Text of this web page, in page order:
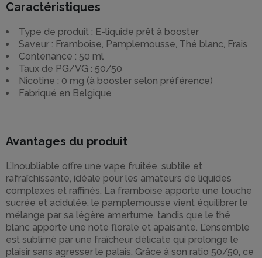
Caractéristiques
Type de produit : E-liquide prêt à booster
Saveur : Framboise, Pamplemousse, Thé blanc, Frais
Contenance : 50 ml
Taux de PG/VG : 50/50
Nicotine : 0 mg (à booster selon préférence)
Fabriqué en Belgique
Avantages du produit
L’Inoubliable offre une vape fruitée, subtile et
rafraîchissante, idéale pour les amateurs de liquides
complexes et raffinés. La framboise apporte une touche
sucrée et acidulée, le pamplemousse vient équilibrer le
mélange par sa légère amertume, tandis que le thé
blanc apporte une note florale et apaisante. L’ensemble
est sublimé par une fraîcheur délicate qui prolonge le
plaisir sans agresser le palais. Grâce à son ratio 50/50, ce